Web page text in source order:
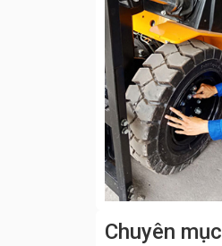
Chuyên mục